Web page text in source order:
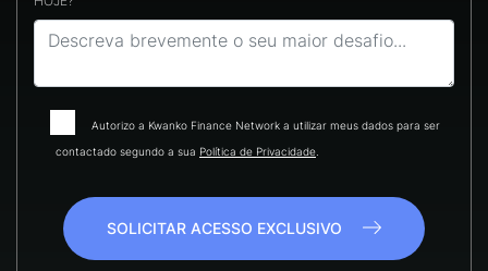
Autorizo a Kwanko Finance Network a utilizar meus dados para ser
contactado segundo a sua Política de Privacidade
SOLICITAR ACESSO EXCLUSIVO